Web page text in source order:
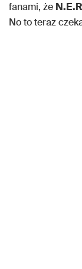
fanami, że
No to teraz